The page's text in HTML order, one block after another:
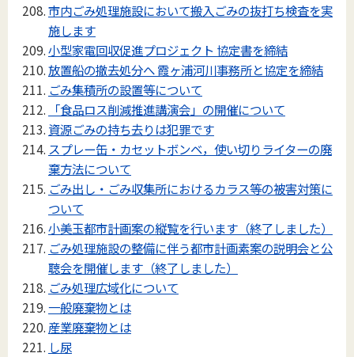
市内ごみ処理施設において搬入ごみの抜打ち検査を実
施します
小型家電回収促進プロジェクト 協定書を締結
放置船の撤去処分へ 霞ヶ浦河川事務所と協定を締結
ごみ集積所の設置等について
「食品ロス削減推進講演会」の開催について
資源ごみの持ち去りは犯罪です
スプレー缶・カセットボンベ，使い切りライターの廃
棄方法について
ごみ出し・ごみ収集所におけるカラス等の被害対策に
ついて
小美玉都市計画案の縦覧を行います（終了しました）
ごみ処理施設の整備に伴う都市計画素案の説明会と公
聴会を開催します（終了しました）
ごみ処理広域化について
一般廃棄物とは
産業廃棄物とは
し尿